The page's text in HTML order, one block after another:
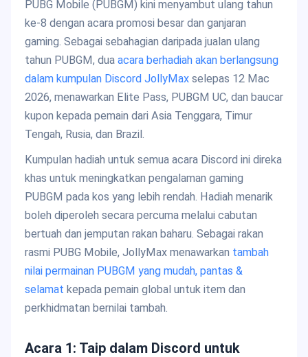
PUBG Mobile (PUBGM) kini menyambut ulang tahun
ke-8 dengan acara promosi besar dan ganjaran
gaming. Sebagai sebahagian daripada jualan ulang
tahun PUBGM, dua acara berhadiah akan berlangsung
dalam kumpulan Discord JollyMax selepas 12 Mac
2026, menawarkan Elite Pass, PUBGM UC, dan baucar
kupon kepada pemain dari Asia Tenggara, Timur
Tengah, Rusia, dan Brazil.
Kumpulan hadiah untuk semua acara Discord ini direka
khas untuk meningkatkan pengalaman gaming
PUBGM pada kos yang lebih rendah. Hadiah menarik
boleh diperoleh secara percuma melalui cabutan
bertuah dan jemputan rakan baharu. Sebagai rakan
rasmi PUBG Mobile, JollyMax menawarkan tambah
nilai permainan PUBGM yang mudah, pantas &
selamat kepada pemain global untuk item dan
perkhidmatan bernilai tambah.
Acara 1: Taip dalam Discord untuk